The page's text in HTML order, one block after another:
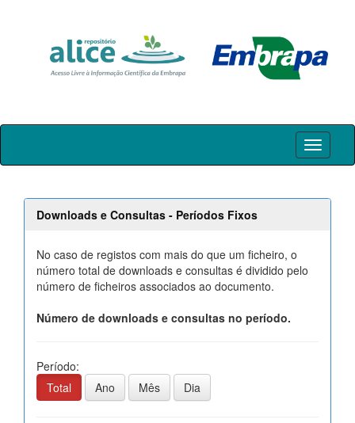
Skip
Downloads e Consultas - Períodos Fixos
No caso de registos com mais do que um ficheiro, o
número total de downloads e consultas é dividido pelo
número de ficheiros associados ao documento.
Número de downloads e consultas no período.
Período:
Total
Ano Mês Dia